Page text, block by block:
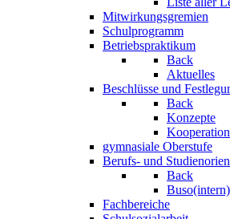
Mitwirkungsgremien
Schulprogramm
Betriebspraktikum
Back
Aktuelles
Beschlüsse und
Back
Konzepte
gymnasiale Oberstufe
Berufs- und
Back
Buso(intern)
Fachbereiche